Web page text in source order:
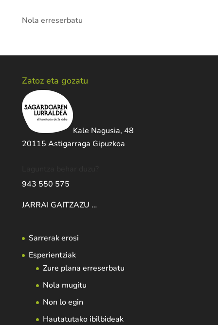
Nola erreserbatu
Zatoz eta gozatu
Kale Nagusia, 48
20115 Astigarraga Gipuzkoa
943 550 575
JARRAI GAITZAZU …
Sarrerak erosi
Esperientziak
Zure plana erreserbatu
Nola mugitu
Non lo egin
Hautatutako ibilbideak